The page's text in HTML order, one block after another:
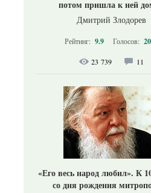
потом пришла к ней
Дмитрий Злодорев
Рейтинг: 9.9 Голосов:
23 739 11
«Его весь народ любил». К
со дня рождения